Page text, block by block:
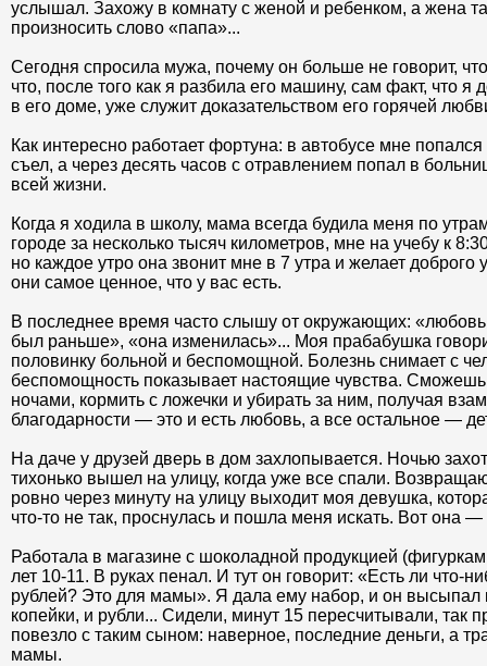
услышал. Захожу в комнату с женой и ребенком, а жена
произносить слово «папа»...
Сегодня спросила мужа, почему он больше не говорит,
что, после того как я разбила его машину, сам факт, что я
в его доме, уже служит доказательством его горячей
Как интересно работает фортуна: в автобусе мне попался
съел, а через десять часов с отравлением попал в
всей жизни.
Когда я ходила в школу, мама всегда будила меня по
городе за несколько тысяч километров, мне на учебу к
но каждое утро она звонит мне в 7 утра и желает доброго
они самое ценное, что у вас есть.
В последнее время часто слышу от окружающих:
был раньше», «она изменилась»... Моя прабабушка
половинку больной и беспомощной. Болезнь снимает с
беспомощность показывает настоящие чувства.
ночами, кормить с ложечки и убирать за ним, получая
благодарности — это и есть любовь, а все остальное —
На даче у друзей дверь в дом захлопывается. Ночью
тихонько вышел на улицу, когда уже все спали.
ровно через минуту на улицу выходит моя девушка,
что-то не так, проснулась и пошла меня искать. Вот она
Работала в магазине с шоколадной продукцией
лет 10-11. В руках пенал. И тут он говорит: «Есть ли что-
рублей? Это для мамы». Я дала ему набор, и он высыпал
копейки, и рубли... Сидели, минут 15 пересчитывали, так
повезло с таким сыном: наверное, последние деньги, а
мамы.